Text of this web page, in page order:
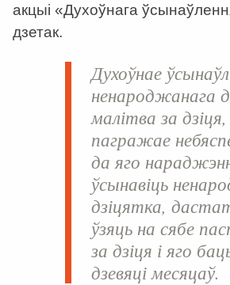
акцыі «Духоўнага
дзетак.
Духоўнае
ненароджанага
малітва за
пагражае
да яго
ўсынавіць
дзіцятка,
ўзяць на сябе
за дзіця і яго
дзевяці месяцаў.